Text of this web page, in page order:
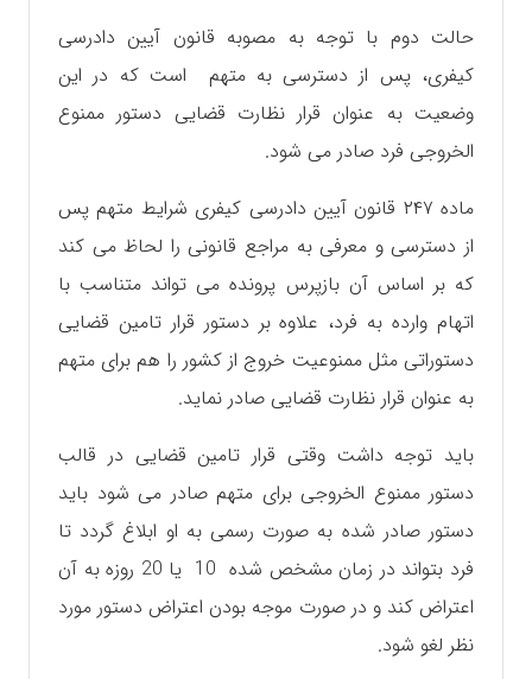
حالت دوم با توجه به مصوبه قانون آیین دادرسی
کیفری، پس از دسترسی به متهم است که در این
وضعیت به عنوان قرار نظارت قضایی دستور ممنوع
الخروجی فرد صادر می شود.
ماده ۲۴۷ قانون آیین دادرسی کیفری شرایط متهم پس
از دسترسی و معرفی به مراجع قانونی را لحاظ می کند
که بر اساس آن بازپرس پرونده می تواند متناسب با
اتهام وارده به فرد، علاوه بر دستور قرار تامین قضایی
دستوراتی مثل ممنوعیت خروج از کشور را هم برای متهم
به عنوان قرار نظارت قضایی صادر نماید.
باید توجه داشت وقتی قرار تامین قضایی در قالب
دستور ممنوع الخروجی برای متهم صادر می شود باید
دستور صادر شده به صورت رسمی به او ابلاغ گردد تا
فرد بتواند در زمان مشخص شده 10 یا 20 روزه به آن
اعتراض کند و در صورت موجه بودن اعتراض دستور مورد
نظر لغو شود.